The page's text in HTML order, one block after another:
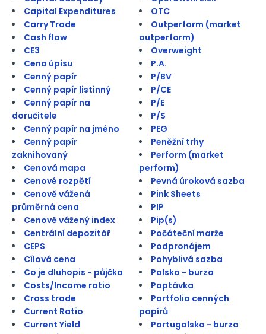
Capital Expenditures
Carry Trade
Cash flow
CE3
Cena úpisu
Cenný papír
Cenný papír listinný
Cenný papír na
doručitele
Cenný papír na jméno
Cenný papír
zaknihovaný
Cenová mapa
Cenové rozpětí
Cenově vážená
průměrná cena
Cenově vážený index
Centrální depozitář
CEPS
Cílová cena
Co je dluhopis - půjčka
Costs/Income ratio
Cross trade
Current Ratio
Current Yield
OTC
Outperform (market
outperform)
Overweight
P.A.
P/BV
P/CE
P/E
P/S
PEG
Peněžní trhy
Perform (market
perform)
Pevná úroková sazba
Pink Sheets
PIP
Pip(s)
Počáteční marže
Podpronájem
Pohyblivá sazba
Polsko - burza
Poptávka
Portfolio cenných
papírů
Portugalsko - burza